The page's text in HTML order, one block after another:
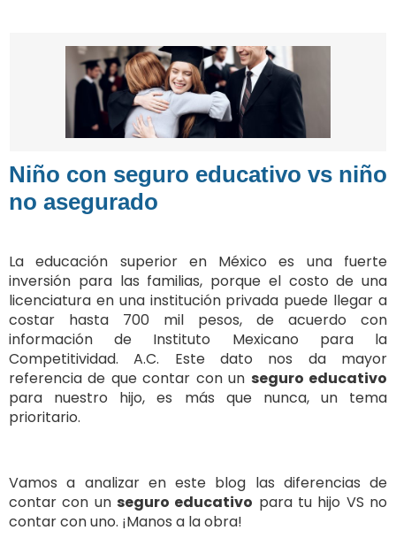
Niño con seguro educativo vs niño
no asegurado
La educación superior en México es una fuerte
inversión para las familias, porque el costo de una
licenciatura en una institución privada puede llegar a
costar hasta 700 mil pesos, de acuerdo con
información de Instituto Mexicano para la
Competitividad. A.C. Este dato nos da mayor
referencia de que contar con un seguro educativo
para nuestro hijo, es más que nunca, un tema
prioritario.
Vamos a analizar en este blog las diferencias de
contar con un seguro educativo para tu hijo VS no
contar con uno. ¡Manos a la obra!